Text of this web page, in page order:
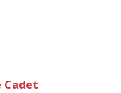
Cadet